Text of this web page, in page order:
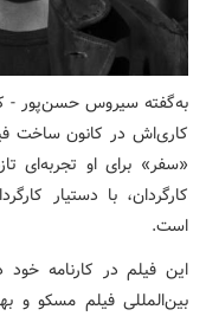
به‌گفته سیروس حسن‌پور -
کاری‌اش در کانون ساخت
«سفر» برای او تجربه‌ای
کارگردان، با دستیار
است.
این فیلم در کارنامه خود
بین‌المللی فیلم مسکو و